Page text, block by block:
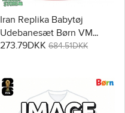
Iran Replika Babytøj
Udebanesæt Børn VM
2026 Kortærmet (+ Korte
273.79DKK 684.51DKK